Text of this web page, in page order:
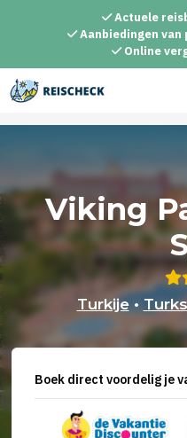
inhoud
Actuele
Aanbiedingen
Online
Viking
Turkije•
Boek direct voordelig je